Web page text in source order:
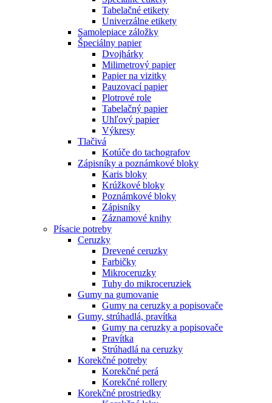
Tabelačné etikety
Univerzálne etikety
Samolepiace záložky
Špeciálny papier
Dvojhárky
Milimetrový papier
Papier na vizitky
Pauzovací papier
Plotrové role
Tabelačný papier
Uhľový papier
Výkresy
Tlačivá
Kotúče do tachografov
Zápisníky a poznámkové bloky
Karis bloky
Krúžkové bloky
Poznámkové bloky
Zápisníky
Záznamové knihy
Písacie potreby
Ceruzky
Drevené ceruzky
Farbičky
Mikroceruzky
Tuhy do mikroceruziek
Gumy na gumovanie
Gumy na ceruzky a popisovače
Gumy, strúhadlá, pravítka
Gumy na ceruzky a popisovače
Pravítka
Strúhadlá na ceruzky
Korekčné potreby
Korekčné perá
Korekčné rollery
Korekčné prostriedky